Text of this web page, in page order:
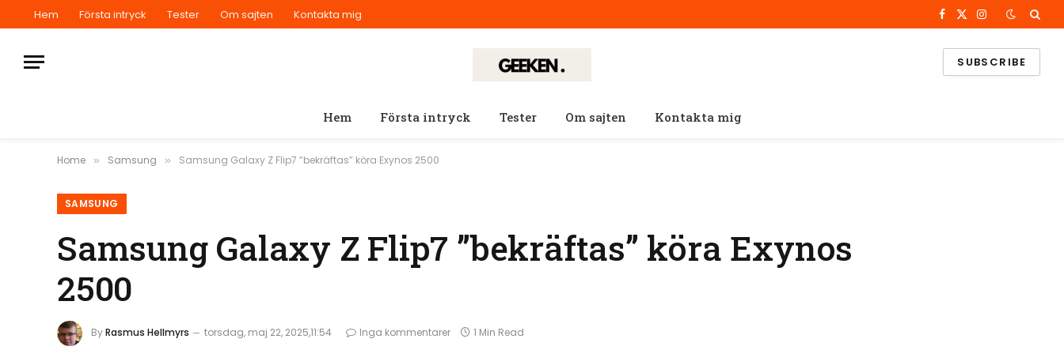
Hem Första intryck Tester Om sajten Kontakta mig Facebook
X
Instagram
SUBSCRIBE
Hem Första intryck Tester Om sajten Kontakta mig
Home » Samsung » Samsung Galaxy Z Flip7 ”bekräftas” köra Exynos 2500
SAMSUNG
Samsung Galaxy Z Flip7 ”bekräftas” köra Exynos
2500
ByRasmus Hellmyrs torsdag, maj 22, 2025,11:54 Inga kommentarer 1 Min Read